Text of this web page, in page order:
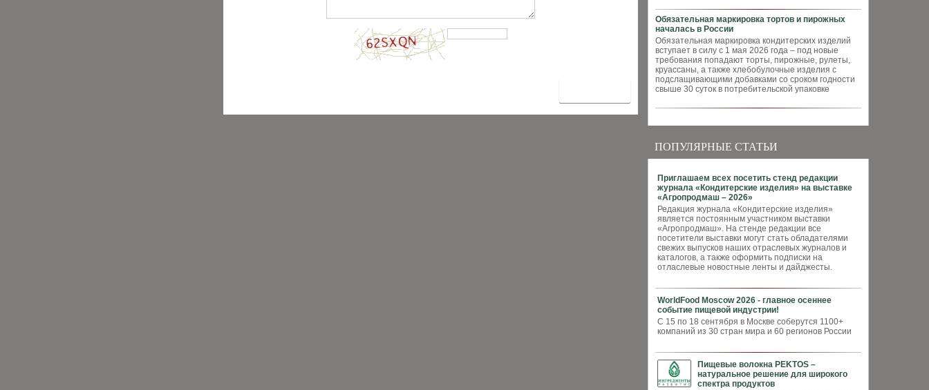
Обязательная маркировка тортов и пирожных
началась в России
Обязательная маркировка кондитерских изделий
вступает в силу с 1 мая 2026 года – под новые
требования попадают торты, пирожные, рулеты,
круассаны, а также хлебобулочные изделия с
подслащивающими добавками со сроком годности
свыше 30 суток в потребительской упаковке
ПОПУЛЯРНЫЕ СТАТЬИ
Приглашаем всех посетить стенд редакции
журнала «Кондитерские изделия» на выставке
«Агропродмаш – 2026»
Редакция журнала «Кондитерские изделия»
является постоянным участником выставки
«Агропродмаш». На стенде редакции все
посетители выставки могут стать обладателями
свежих выпусков наших отраслевых журналов и
каталогов, а также оформить подписки на
отласлевые новостные ленты и дайджесты.
WorldFood Moscow 2026 - главное осеннее
событие пищевой индустрии!
С 15 по 18 сентября в Москве соберутся 1100+
компаний из 30 стран мира и 60 регионов России
Пищевые волокна PEKTOS –
натуральное решение для широкого
спектра продуктов